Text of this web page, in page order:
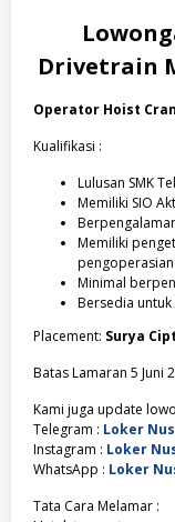
Drivetrain
Operator Hoist
Kualifikasi :
Lulusan SMK
Memiliki SIO
Memiliki
Minimal
Bersedia
Placement: Surya
Batas Lamaran 5 Juni
Kami juga update
Telegram : Loker
Instagram : Loker
WhatsApp : Loker
Tata Cara Melamar :